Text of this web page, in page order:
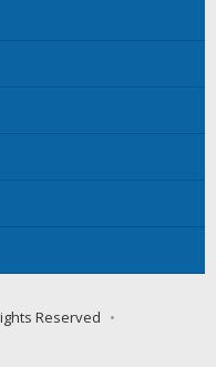
Reserved